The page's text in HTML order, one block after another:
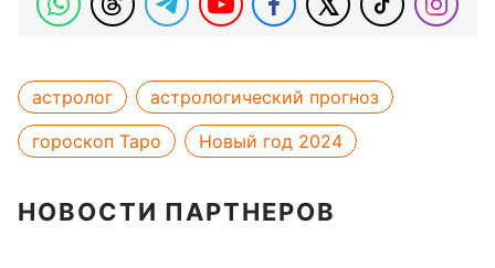
астролог
астрологический прогноз
гороскоп Таро
Новый год 2024
НОВОСТИ ПАРТНЕРОВ